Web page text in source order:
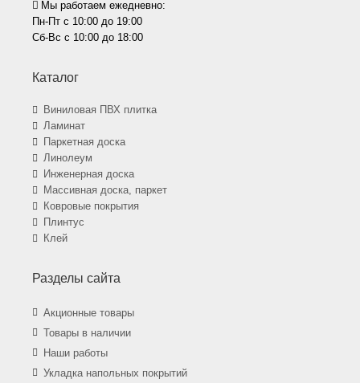
Мы работаем ежедневно:
Пн-Пт с 10:00 до 19:00
Сб-Вс с 10:00 до 18:00
Каталог
Виниловая ПВХ плитка
Ламинат
Паркетная доска
Линолеум
Инженерная доска
Массивная доска, паркет
Ковровые покрытия
Плинтус
Клей
Разделы сайта
Акционные товары
Товары в наличии
Наши работы
Укладка напольных покрытий